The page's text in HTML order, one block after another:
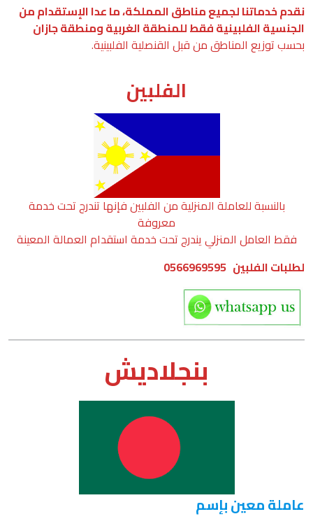
نقدم خدماتنا لجميع مناطق المملكة، ما عدا الإستقدام من
الجنسية الفلبينية فقط للمنطقة الغربية ومنطقة جازان
بحسب توزيع المناطق من قبل القنصلية الفلبينية.
الفلبين
بالنسبة للعاملة المنزلية من الفلبين فإنها تندرج تحت خدمة
معروفة
فقط العامل المنزلي يندرج تحت خدمة استقدام العمالة المعينة
لطلبات الفلبين 0566969595
بنجلاديش
عاملة معين بإسم